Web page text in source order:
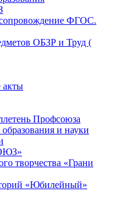
ФГОС.
ОБЗР и Труд (
акты
Профсоюза
и науки
творчества «Грани
«Юбилейный»